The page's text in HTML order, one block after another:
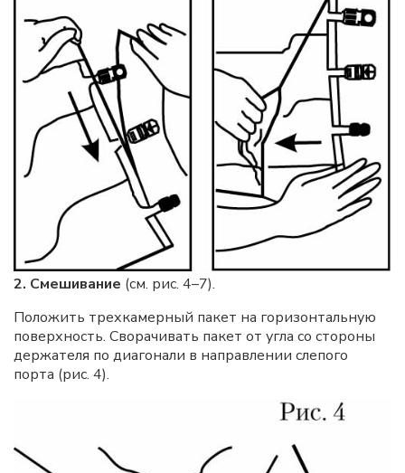
2. Смешивание (см. рис. 4–7).
Положить трехкамерный пакет на горизонтальную
поверхность. Сворачивать пакет от угла со стороны
держателя по диагонали в направлении слепого
порта (рис. 4).